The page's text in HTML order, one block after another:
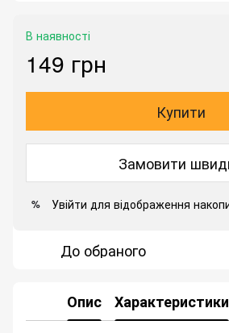
В наявності
149 грн
Купити
Замовити
% Увійти для відображення
До обраного
Опис Характеристики